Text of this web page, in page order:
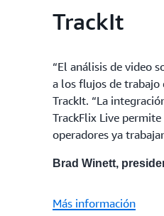
TrackIt
“El análisis de video
a los flujos de trabajo
TrackIt. “La
TrackFlix Live
operadores ya
Brad Winett,
Más información